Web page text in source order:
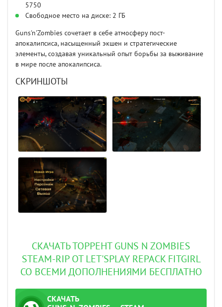
5750
Свободное место на диске: 2 ГБ
Guns'n'Zombies сочетает в себе атмосферу пост-
апокалипсиса, насыщенный экшен и стратегические
элементы, создавая уникальный опыт борьбы за выживание
в мире после апокалипсиса.
СКРИНШОТЫ
СКАЧАТЬ ТОРРЕНТ GUNS N ZOMBIES
STEAM-RIP ОТ LET'SРLAY REPACK FITGIRL
СО ВСЕМИ ДОПОЛНЕНИЯМИ БЕСПЛАТНО
СКАЧАТЬ